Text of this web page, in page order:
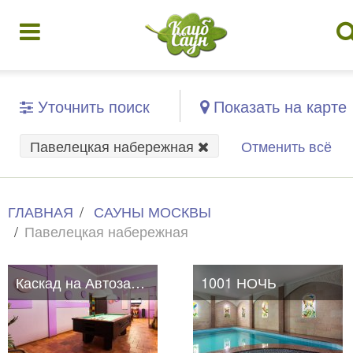
Уточнить поиск Показать на карте
Павелецкая набережная Отменить всё
ГЛАВНАЯ
САУНЫ МОСКВЫ
Павелецкая набережная
Каскад на Автозаводской
Каскад на Автозаводской 1001 НОЧЬ
1001 НОЧЬ